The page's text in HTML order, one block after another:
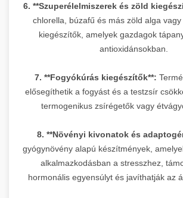
6. **Szuperélelmiszerek és zöld
chlorella, búzafű és más zöld alga
kiegészítők, amelyek gazdagok
antioxidánsokban.
7. **Fogyókúrás kiegészítők**:
elősegíthetik a fogyást és a testzsír
termogenikus zsírégetők vagy
8. **Növényi kivonatok és
gyógynövény alapú készítmények,
alkalmazkodásban a stresszhez,
hormonális egyensúlyt és javíthatják az